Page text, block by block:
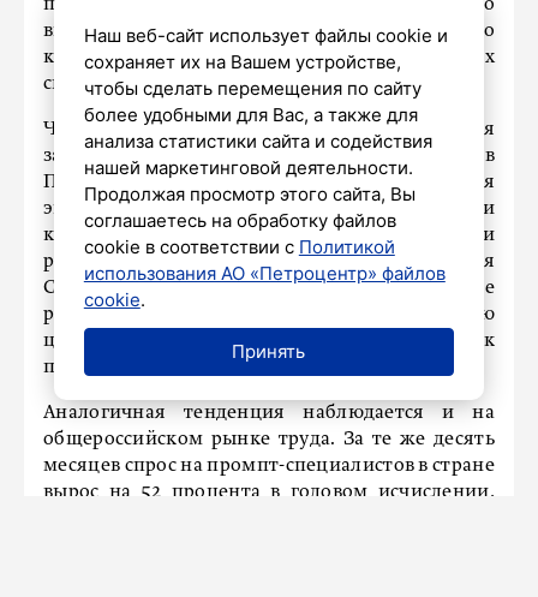
приходится в среднем всего одно резюме. Это
вынуждает работодателей активно
конкурировать за привлечение ценных
специалистов, отмечают аналитики hh.ru.
Что касается вознаграждения, медианная
заработная плата для промпт-специалистов в
Петербурге составляет 121,7 тысячи рублей. Для
экспертов высшего уровня в этой области
компании готовы предложить до 324,5 тысячи
рублей в месяц. Директор hh.ru по СЗФО Юлия
Сахарова добавляет, что петербургские
работодатели уже осознали стратегическую
ценность таких специалистов, однако «рынок
пока не успел насытиться».
Аналогичная тенденция наблюдается и на
общероссийском рынке труда. За те же десять
месяцев спрос на промпт-специалистов в стране
вырос на 52 процента в годовом исчислении,
Наш веб-сайт использует файлы cookie и
сохраняет их на Вашем устройстве,
чтобы сделать перемещения по сайту
более удобными для Вас, а также для
анализа статистики сайта и содействия
нашей маркетинговой деятельности.
Продолжая просмотр этого сайта, Вы
соглашаетесь на обработку файлов
cookie в соответствии с Политикой
использования АО «Петроцентр» файлов
cookie.
Принять